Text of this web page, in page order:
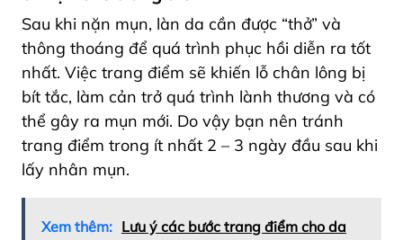
Sau khi nặn mụn, làn da cần được “thở” và
thông thoáng để quá trình phục hồi diễn ra tốt
nhất. Việc trang điểm sẽ khiến lỗ chân lông bị
bít tắc, làm cản trở quá trình lành thương và có
thể gây ra mụn mới. Do vậy bạn nên tránh
trang điểm trong ít nhất 2 – 3 ngày đầu sau khi
lấy nhân mụn.
Xem thêm: Lưu ý các bước trang điểm cho da